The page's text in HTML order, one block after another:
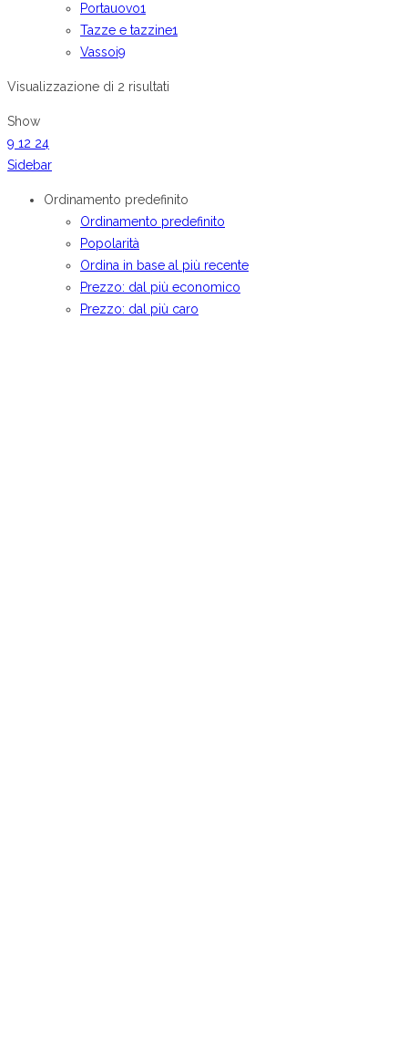
Portauovo1
Tazze e tazzine1
Vassoi9
Visualizzazione di 2 risultati
Show
9 12 24
Sidebar
Ordinamento predefinito
Ordinamento predefinito
Popolarità
Ordina in base al più recente
Prezzo: dal più economico
Prezzo: dal più caro